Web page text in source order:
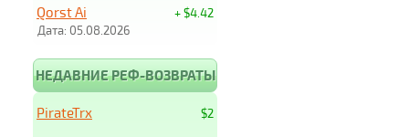
+ $4.42
Qorst Ai
Дата: 05.08.2026
НЕДАВНИЕ РЕФ-ВОЗВРАТЫ
$2
PirateTrx